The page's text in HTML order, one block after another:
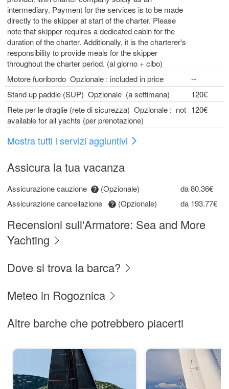
intermediary. Payment for the services is to be made
directly to the skipper at start of the charter. Please
note that skipper requires a dedicated cabin for the
duration of the charter. Additionally, it is the charterer's
responsibility to provide meals for the skipper
throughout the charter period. (al giorno + cibo)
Motore fuoribordo Opzionale : included in price
--
Stand up paddle (SUP) Opzionale (a settimana)
120€
Rete per le draglie (rete di sicurezza) Opzionale : not
available for all yachts (per prenotazione)
120€
Mostra tutti i servizi aggiuntivi
Assicura la tua vacanza
Assicurazione cauzione (Opzionale)
da 80.36€
Assicurazione cancellazione
(Opzionale) da 193.77€
Recensioni sull'Armatore: Sea and More
Yachting
Dove si trova la barca?
Meteo in Rogoznica
Altre barche che potrebbero piacerti